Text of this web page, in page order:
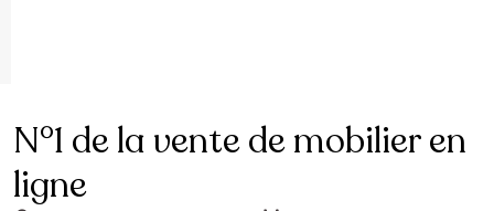
N°1 de la vente de mobilier en
ligne